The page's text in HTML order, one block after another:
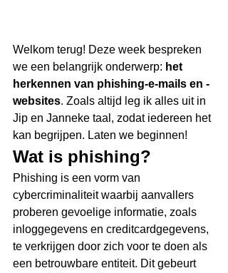
Welkom terug! Deze week bespreken
we een belangrijk onderwerp: het
herkennen van phishing-e-mails en -
websites. Zoals altijd leg ik alles uit in
Jip en Janneke taal, zodat iedereen het
kan begrijpen. Laten we beginnen!
Wat is phishing?
Phishing is een vorm van
cybercriminaliteit waarbij aanvallers
proberen gevoelige informatie, zoals
inloggegevens en creditcardgegevens,
te verkrijgen door zich voor te doen als
een betrouwbare entiteit. Dit gebeurt